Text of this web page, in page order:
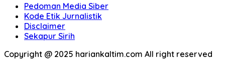
Pedoman Media Siber
Kode Etik Jurnalistik
Disclaimer
Sekapur Sirih
Copyright @ 2025 hariankaltim.com All right reserved